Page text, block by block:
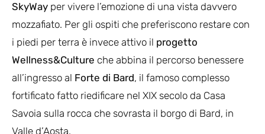
SkyWay per vivere l’emozione di una vista davvero
mozzafiato. Per gli ospiti che preferiscono restare con
i piedi per terra è invece attivo il progetto
Wellness&Culture che abbina il percorso benessere
all’ingresso al Forte di Bard, il famoso complesso
fortificato fatto riedificare nel XIX secolo da Casa
Savoia sulla rocca che sovrasta il borgo di Bard, in
Valle d’Aosta.